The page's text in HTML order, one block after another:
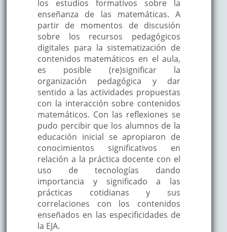
los estudios formativos sobre la
enseñanza de las matemáticas. A
partir de momentos de discusión
sobre los recursos pedagógicos
digitales para la sistematización de
contenidos matemáticos en el aula,
es posible (re)significar la
organización pedagógica y dar
sentido a las actividades propuestas
con la interacción sobre contenidos
matemáticos. Con las reflexiones se
pudo percibir que los alumnos de la
educación inicial se apropiaron de
conocimientos significativos en
relación a la práctica docente con el
uso de tecnologías dando
importancia y significado a las
prácticas cotidianas y sus
correlaciones con los contenidos
enseñados en las especificidades de
la EJA.